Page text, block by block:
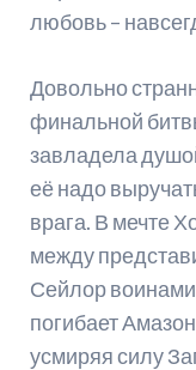
любовь –
Довольно
финальной
завладела
её надо
врага. В мечте
между
Сейлор
погибает
усмиряя силу